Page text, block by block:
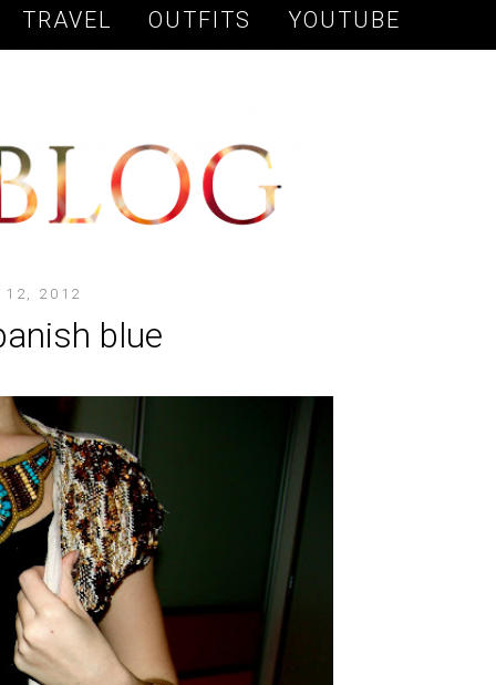
TRAVEL OUTFITS YOUTUBE
12, 2012
blue